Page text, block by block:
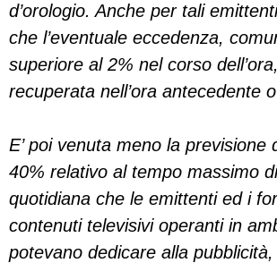
d’orologio. Anche per tali
che l’eventuale eccedenza,
superiore al 2% nel corso
recuperata nell’ora antecedente
E’ poi venuta meno la previsione
40% relativo al tempo massimo
quotidiana che le emittenti ed i
contenuti televisivi operanti in
potevano dedicare alla